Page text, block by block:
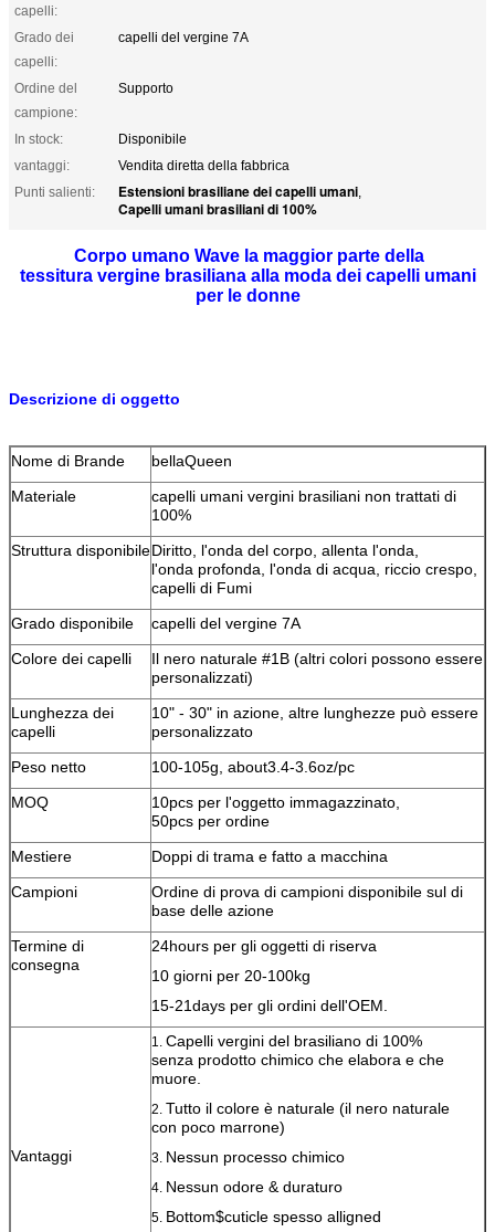
capelli:
Grado dei
capelli:
capelli del vergine 7A
Ordine del
campione:
Supporto
In stock:
Disponibile
vantaggi:
Vendita diretta della fabbrica
Punti salienti:
Estensioni brasiliane dei capelli umani,
Capelli umani brasiliani di 100%
Corpo umano Wave la maggior parte della
tessitura vergine brasiliana alla moda dei capelli umani
per le donne
Descrizione di oggetto
Nome di Brande
bellaQueen
Materiale
capelli umani vergini brasiliani non trattati di
100%
Struttura disponibileDiritto, l'onda del corpo, allenta l'onda,
l'onda profonda, l'onda di acqua, riccio crespo,
capelli di Fumi
Grado disponibile
capelli del vergine 7A
Colore dei capelli
Il nero naturale #1B (altri colori possono essere
personalizzati)
Lunghezza dei
capelli
10" - 30" in azione, altre lunghezze può essere
personalizzato
Peso netto
100-105g, about3.4-3.6oz/pc
MOQ
10pcs per l'oggetto immagazzinato,
50pcs per ordine
Mestiere
Doppi di trama e fatto a macchina
Campioni
Ordine di prova di campioni disponibile sul di
base delle azione
Termine di
consegna
24hours per gli oggetti di riserva
10 giorni per 20-100kg
15-21days per gli ordini dell'OEM.
Vantaggi
1. Capelli vergini del brasiliano di 100%
senza prodotto chimico che elabora e che
muore.
2. Tutto il colore è naturale (il nero naturale
con poco marrone)
3. Nessun processo chimico
4. Nessun odore & duraturo
5. Bottom$cuticle spesso alligned